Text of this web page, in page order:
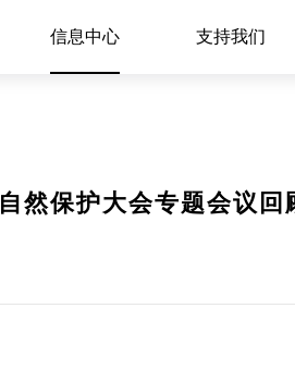
信息中心 支持我们
然保护大会专题会议回